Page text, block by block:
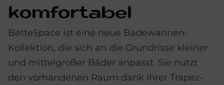
kom­for­ta­bel
BetteSpace ist eine neue Badewannen-
Kollektion, die sich an die Grundrisse kleiner
und mittelgroßer Bäder anpasst. Sie nutzt
den vorhandenen Raum dank ihrer Trapez-